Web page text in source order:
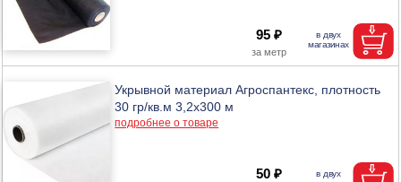
95 ₽
Укрывной материал Агроспантекс, плотность
30 гр/кв.м 3,2х300 м
подробнее о товаре
50 ₽